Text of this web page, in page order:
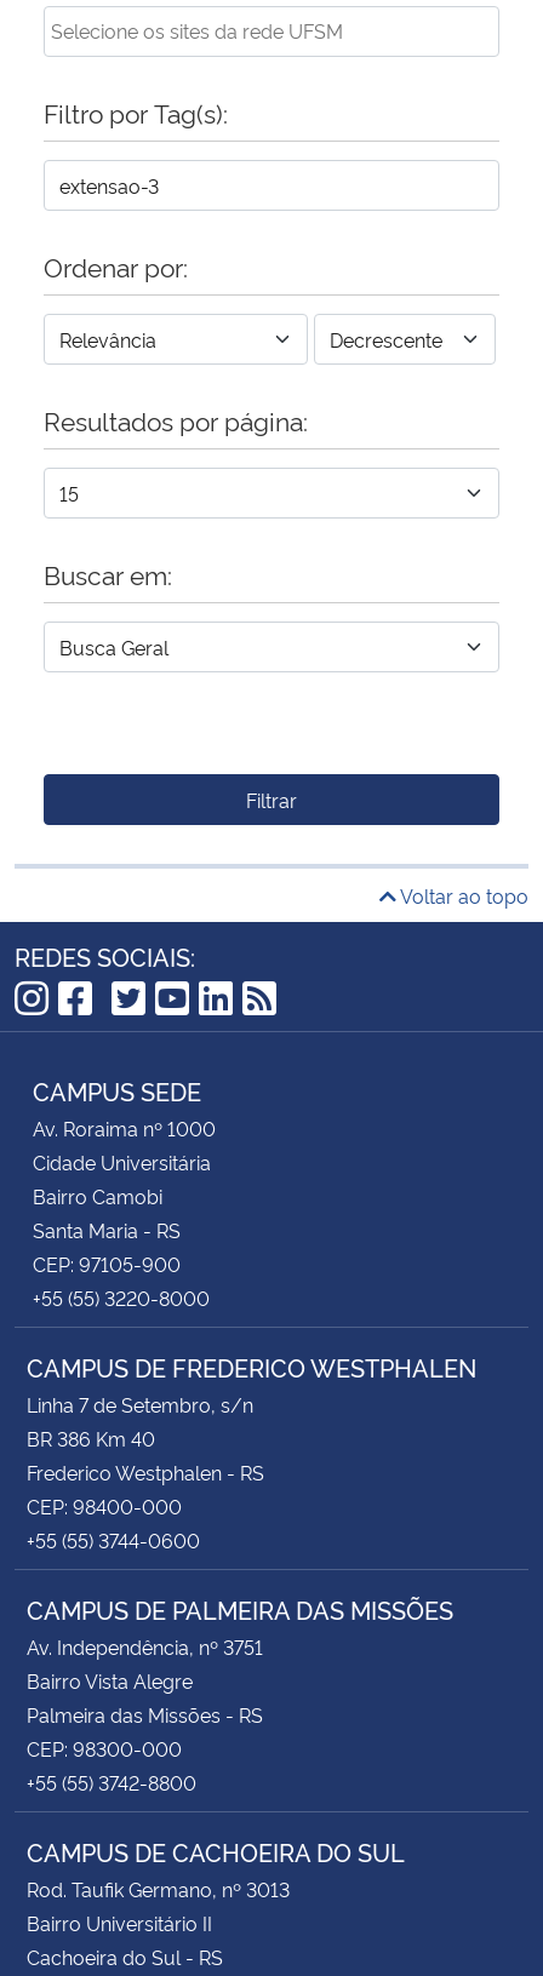
Filtro por Tag(s):
Ordenar por:
Resultados por página:
Buscar em:
Filtrar
Voltar ao topo
REDES SOCIAIS:
Instagram
Facebook
TikTok
Twitter
YouTube
LinkedIn
RSS
CAMPUS SEDE
Av. Roraima nº 1000
Cidade Universitária
Bairro Camobi
Santa Maria - RS
CEP: 97105-900
+55 (55) 3220-8000
CAMPUS DE FREDERICO WESTPHALEN
Linha 7 de Setembro, s/n
BR 386 Km 40
Frederico Westphalen - RS
CEP: 98400-000
+55 (55) 3744-0600
CAMPUS DE PALMEIRA DAS MISSÕES
Av. Independência, nº 3751
Bairro Vista Alegre
Palmeira das Missões - RS
CEP: 98300-000
+55 (55) 3742-8800
CAMPUS DE CACHOEIRA DO SUL
Rod. Taufik Germano, nº 3013
Bairro Universitário II
Cachoeira do Sul - RS